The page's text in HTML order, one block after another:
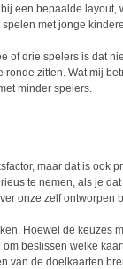
een bepaalde layout,
met jonge
of drie spelers is dat
zitten. Wat mij
minder spelers.
maar dat is ook
te nemen, als je
onze zelf ontworpen
Hoewel de keuzes
beslissen welke
van de doelkaarten